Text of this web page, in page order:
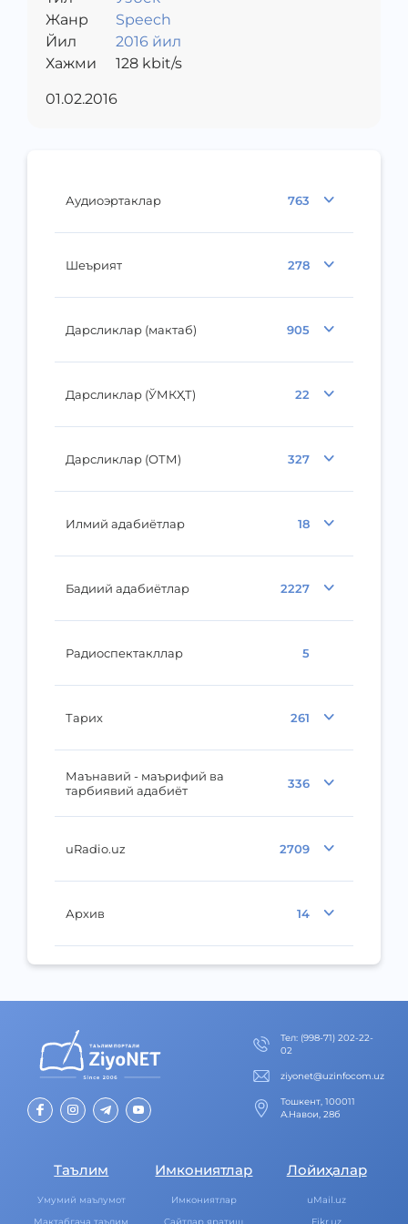
Аудиоэртаклар 763
Шеърият 278
Дарсликлар (мактаб) 905
Дарсликлар (ЎМКҲТ) 22
Дарсликлар (ОТМ) 327
Илмий адабиётлар 18
Бадиий адабиётлар 2227
Радиоспектакллар 5
Тарих 261
Маънавий - маърифий ва
тарбиявий адабиёт
336
uRadio.uz 2709
Архив 14
Жанр
Speech
Йил
2016 йил
Хажми
128kbit/s
01.02.2016
Тел: (998-71) 202-22-
02
ziyonet@uzinfocom.uz
Тошкент, 100011
А.Навои, 28б
Таълим
Умумий маълумот
Мактабгача таълим
Имкониятлар
Имкониятлар
Cайтлар яратиш
Лойиҳалар
uMail.uz
Fikr.uz